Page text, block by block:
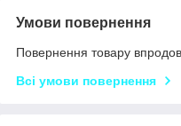
Умови повернення
Повернення товару
Всі умови повернення